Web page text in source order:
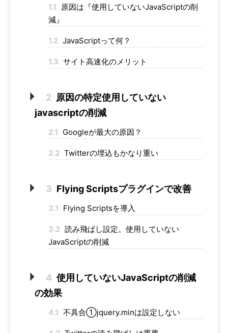
1.1
原因は『使用していないJavaScriptの削
減』
1.2 JavaScriptって何？
1.3 サイト高速化のメリット
2 原因の特定使用していない
javascriptの削減
2.1 Googleが最大の原因？
2.2 Twitterの埋込もかなり重い
3 Flying Scriptsプラグインで改善
3.1 Flying Scriptsを導入
3.2 読み飛ばし設定。使用していない
JavaScriptの削減
4 使用していないJavaScriptの削減
の効果
4.1 不具合①jquery.minは設定しない